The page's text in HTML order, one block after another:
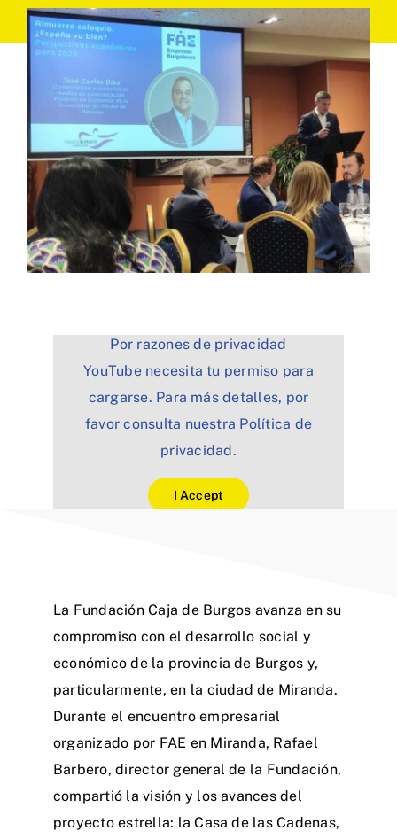
Por razones de privacidad
YouTube necesita tu permiso para
cargarse. Para más detalles, por
favor consulta nuestra Política de
privacidad.
I Accept
La Fundación Caja de Burgos avanza en su
compromiso con el desarrollo social y
económico de la provincia de Burgos y,
particularmente, en la ciudad de Miranda.
Durante el encuentro empresarial
organizado por FAE en Miranda, Rafael
Barbero, director general de la Fundación,
compartió la visión y los avances del
proyecto estrella: la Casa de las Cadenas,